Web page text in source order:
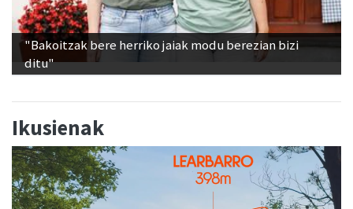
"Bakoitzak bere herriko jaiak modu berezian bizi
ditu"
Ikusienak